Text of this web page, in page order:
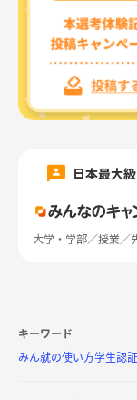
日本最大
大学・学部／授業／
キーワード
みん就の使い方学生認証